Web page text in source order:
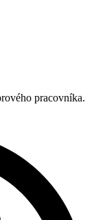
pracovníka.